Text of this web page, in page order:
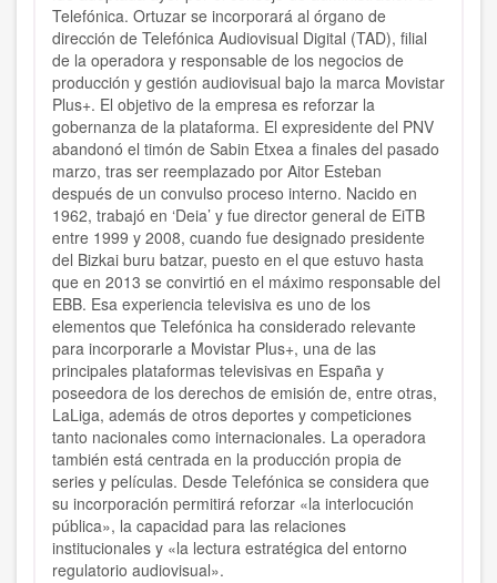
Telefónica. Ortuzar se incorporará al órgano de
dirección de Telefónica Audiovisual Digital (TAD), filial
de la operadora y responsable de los negocios de
producción y gestión audiovisual bajo la marca Movistar
Plus+. El objetivo de la empresa es reforzar la
gobernanza de la plataforma. El expresidente del PNV
abandonó el timón de Sabin Etxea a finales del pasado
marzo, tras ser reemplazado por Aitor Esteban
después de un convulso proceso interno. Nacido en
1962, trabajó en ‘Deia’ y fue director general de EiTB
entre 1999 y 2008, cuando fue designado presidente
del Bizkai buru batzar, puesto en el que estuvo hasta
que en 2013 se convirtió en el máximo responsable del
EBB. Esa experiencia televisiva es uno de los
elementos que Telefónica ha considerado relevante
para incorporarle a Movistar Plus+, una de las
principales plataformas televisivas en España y
poseedora de los derechos de emisión de, entre otras,
LaLiga, además de otros deportes y competiciones
tanto nacionales como internacionales. La operadora
también está centrada en la producción propia de
series y películas. Desde Telefónica se considera que
su incorporación permitirá reforzar «la interlocución
pública», la capacidad para las relaciones
institucionales y «la lectura estratégica del entorno
regulatorio audiovisual».